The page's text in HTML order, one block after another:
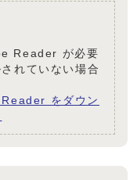
Reader が必要
れていない場合
をダウン